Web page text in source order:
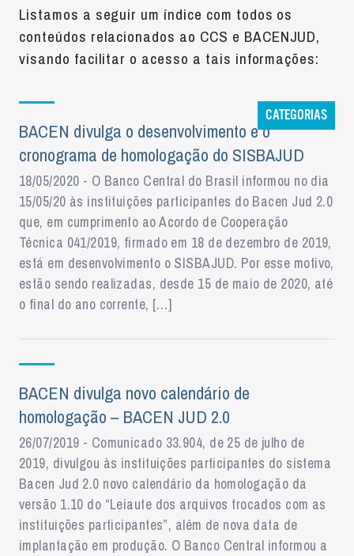
Listamos a seguir um índice com todos os
conteúdos relacionados ao CCS e BACENJUD,
visando facilitar o acesso a tais informações:
CATEGORIAS
BACEN divulga o desenvolvimento e o
cronograma de homologação do SISBAJUD
18/05/2020 - O Banco Central do Brasil informou no dia
15/05/20 às instituições participantes do Bacen Jud 2.0
que, em cumprimento ao Acordo de Cooperação
Técnica 041/2019, firmado em 18 de dezembro de 2019,
está em desenvolvimento o SISBAJUD. Por esse motivo,
estão sendo realizadas, desde 15 de maio de 2020, até
o final do ano corrente, […]
BACEN divulga novo calendário de
homologação – BACEN JUD 2.0
26/07/2019 - Comunicado 33.904, de 25 de julho de
2019, divulgou às instituições participantes do sistema
Bacen Jud 2.0 novo calendário da homologação da
versão 1.10 do “Leiaute dos arquivos trocados com as
instituições participantes”, além de nova data de
implantação em produção. O Banco Central informou a